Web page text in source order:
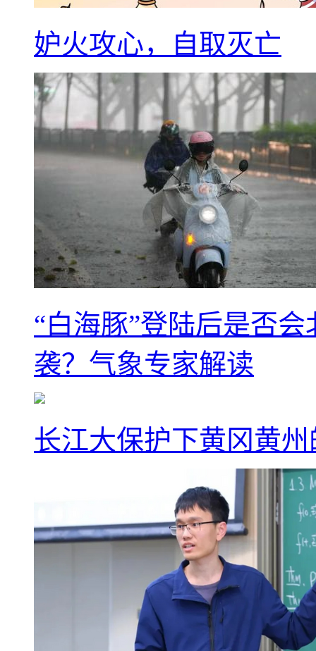
妒火攻心，自取灭亡
“白海豚”登陆后是否
袭？气象专家解读
长江大保护下黄冈黄